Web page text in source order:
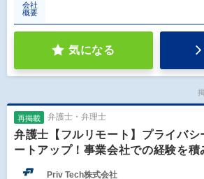
会社
概要
気になる
再掲載 弁護士・弁理士
弁護士【フルリモート】プライバシ
ートアップ！事業会社での経験を積
Priv Tech株式会社